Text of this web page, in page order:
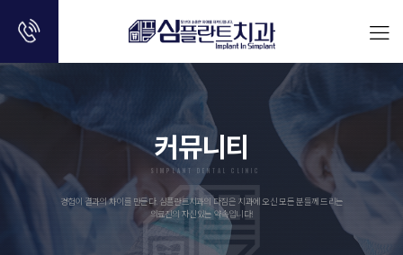
커뮤니티
SIMPLANT DENTAL CLINIC
경험이 결과의 차이를 만든다. 심플란트치과의 다짐은 치과에 오신 모든 분들께 드리는
의료진의 자신있는 약속입니다!